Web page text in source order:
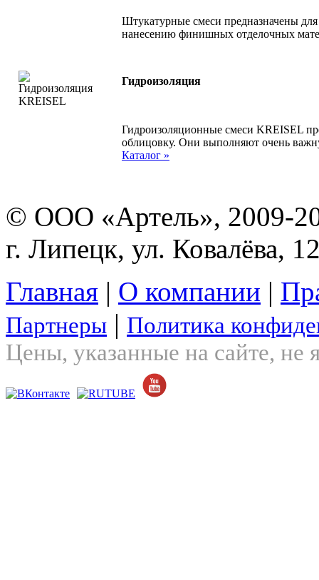
Штукатурные смеси предназначены
нанесению финишных отделочных
Гидроизоляция
Гидроизоляционные смеси KREISEL
облицовку. Они выполняют очень
Каталог »
© ООО «Артель», 2009-
г. Липецк, ул. Ковалёва,
Главная | О компании |
Партнеры | Политика
Цены, указанные на сайте, не